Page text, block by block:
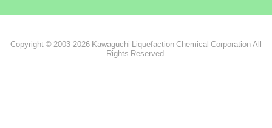
Copyright © 2003-2026 Kawaguchi Liquefaction Chemical Corporation All
Rights Reserved.